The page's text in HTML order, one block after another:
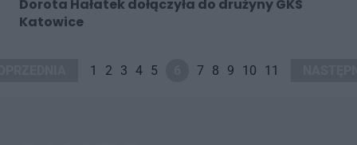
Dorota Hałatek dołączyła do drużyny GKS
Katowice
1 2 3 4 5 7 8 9 10 11